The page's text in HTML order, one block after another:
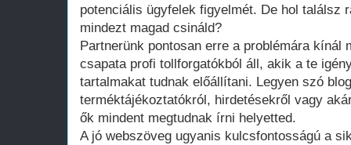
potenciális ügyfelek figyelmét. De hol találsz
mindezt magad csináld?
Partnerünk pontosan erre a problémára kínál
csapata profi tollforgatókból áll, akik a te
tartalmakat tudnak előállítani. Legyen szó
terméktájékoztatókról, hirdetésekről vagy
ők mindent megtudnak írni helyetted.
A jó webszöveg ugyanis kulcsfontosságú a